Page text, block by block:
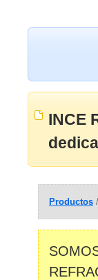
INCE
Productos /